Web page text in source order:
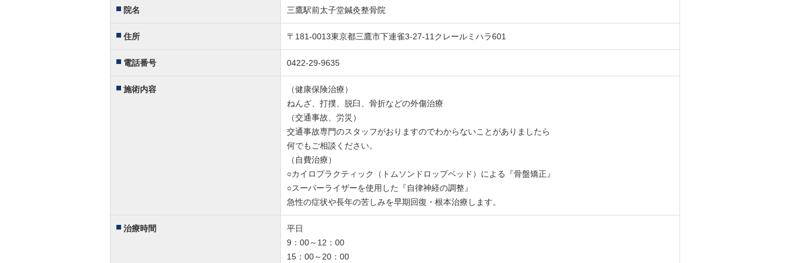
院名 三鷹駅前太子堂鍼灸整骨院
住所 〒181-0013東京都三鷹市下連雀3-27-11クレールミハラ601
電話番号 0422-29-9635
施術内容
（健康保険治療）
ねんざ、打撲、脱臼、骨折などの外傷治療
（交通事故、労災）
交通事故専門のスタッフがおりますのでわからないことがありましたら
何でもご相談ください。
（自費治療）
○カイロプラクティック（トムソンドロップベッド）による『骨盤矯正』
○スーパーライザーを使用した『自律神経の調整』
急性の症状や長年の苦しみを早期回復・根本治療します。
治療時間
平日
9：00～12：00
15：00～20：00